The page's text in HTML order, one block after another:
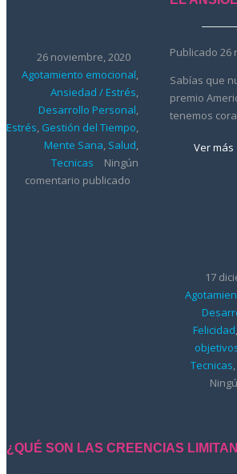
26 noviembre, 2020
Agotamiento emocional,
Ansiedad / Estrés,
Desarrollo Personal,
Estrés, Gestión del Tiempo,
Mente Sana, Salud,
Tecnicas
Ningún
comentario publicado
Publicado 26
Sabías que
premio
tenemos
Ver más
17
Felicidad,
Tecnicas
¿QUÉ SON LAS CREENCIAS